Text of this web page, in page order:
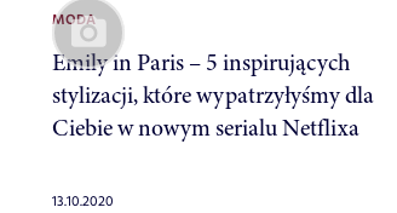
MODA
Emily in Paris – 5 inspirujących
stylizacji, które wypatrzyłyśmy dla
Ciebie w nowym serialu Netflixa
13.10.2020